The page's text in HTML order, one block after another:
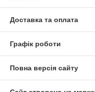
Доставка та оплата
Графік роботи
Повна версія сайту